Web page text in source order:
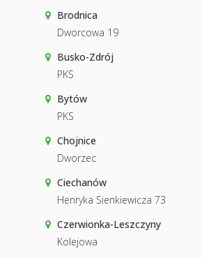
Brodnica
Dworcowa 19
Busko-Zdrój
PKS
Bytów
PKS
Chojnice
Dworzec
Ciechanów
Henryka Sienkiewicza 73
Czerwionka-Leszczyny
Kolejowa